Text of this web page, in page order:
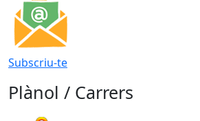
Subscriu-te
Plànol / Carrers